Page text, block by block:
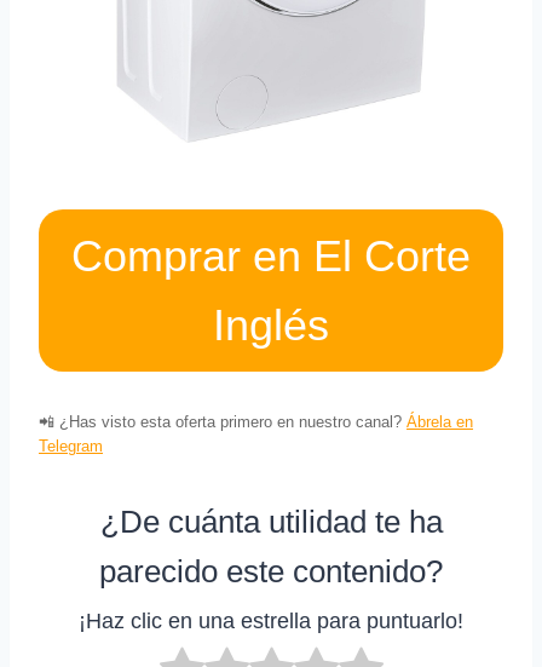
Comprar en El Corte
Inglés
📲 ¿Has visto esta oferta primero en nuestro canal? Ábrela en
Telegram
¿De cuánta utilidad te ha
parecido este contenido?
¡Haz clic en una estrella para puntuarlo!